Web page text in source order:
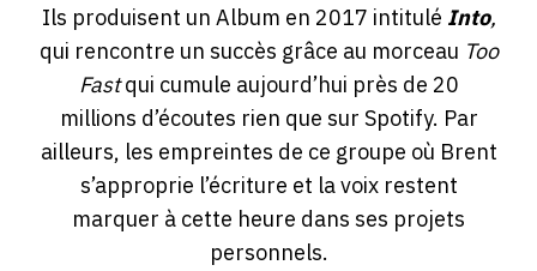
Ils produisent un Album en 2017 intitulé Into,
qui rencontre un succès grâce au morceau Too
Fastqui cumule aujourd’hui près de 20
millions d’écoutes rien que sur Spotify. Par
ailleurs, les empreintes de ce groupe où Brent
s’approprie l’écriture et la voix restent
marquer à cette heure dans ses projets
personnels.